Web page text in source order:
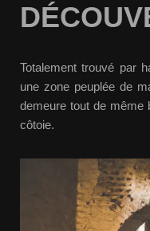
Totalement trouvé par
une zone peuplée de
demeure tout de même
côtoie.